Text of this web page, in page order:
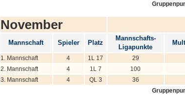
November
Mannschaft Spieler Platz
Mannschafts-
Ligapunkte
1. Mannschaft 4 1L 17 29
2. Mannschaft
4 1L 7 100
3. Mannschaft
4 QL 3 36